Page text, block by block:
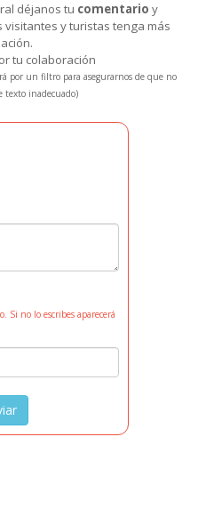
déjanos tu comentario y
visitantes y turistas tenga más
tu colaboración
por un filtro para asegurarnos de que no
texto inadecuado)
Si no lo escribes aparecerá